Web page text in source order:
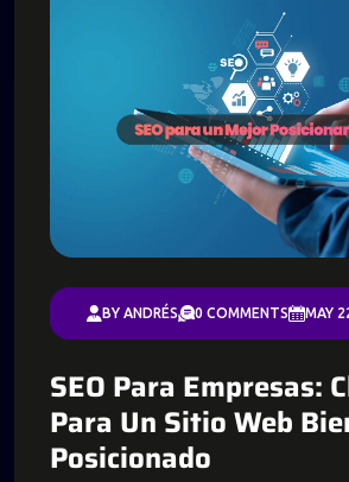
BY ANDRÉS 0 COMMENTS MAY
SEO Para Empresas:
Para Un Sitio Web
Posicionado